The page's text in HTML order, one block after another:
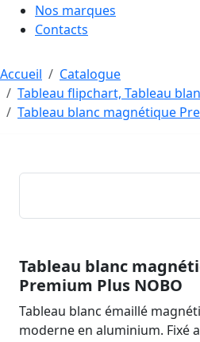
Nos marques
Contacts
Accueil
Catalogue
Tableau flipchart, Tableau
Tableau blanc magnétique
Tableau blanc
Premium Plus NOBO
Tableau blanc émaillé
moderne en aluminium. Fixé